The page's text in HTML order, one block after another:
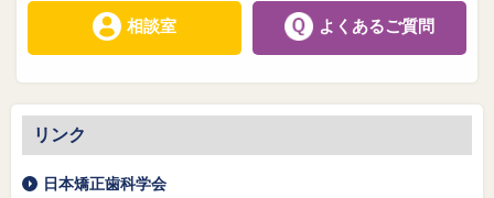
相談室 よくあるご質問
リンク
日本矯正歯科学会